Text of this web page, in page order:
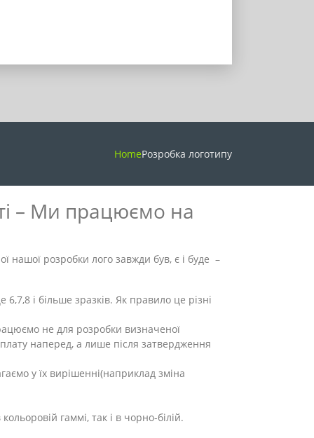
HomeРозробка логотипу
– Ми працюємо на
нашої розробки лого завжди був, є і буде –
і більше зразків. Як правило це різні
не для розробки визначеної
наперед, а лише після затвердження
у їх вирішенні(наприклад зміна
гаммі, так і в чорно-білій.